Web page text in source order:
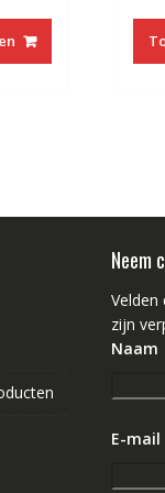
Neem
Velden
zijn
Naam
E-mail